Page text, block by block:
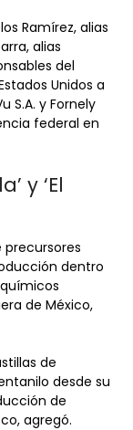
Ramírez, alias
alias
del
Unidos a
S.A. y Fornely
federal en
y ‘El
precursores
dentro
de México,
de
desde su
de
agregó.